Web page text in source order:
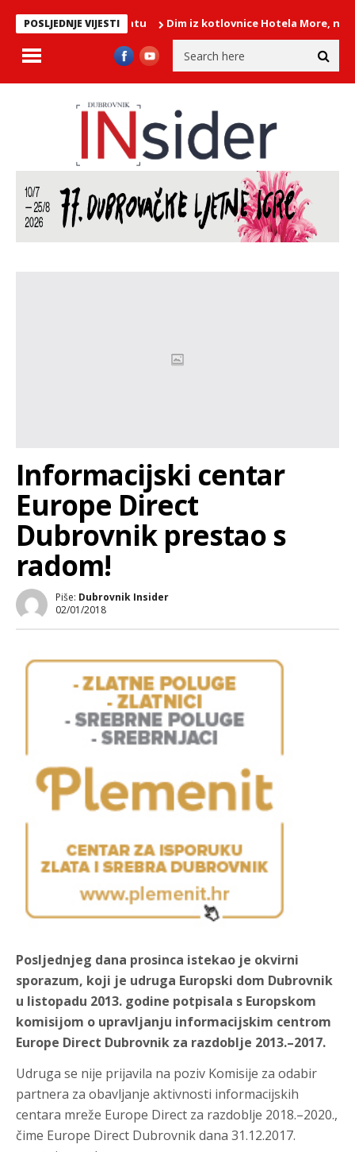
POSLJEDNJE VIJESTIDim iz kotlovnice Hotela More, na
Informacijski centar
Europe Direct
Dubrovnik prestao s
radom!
Piše: Dubrovnik Insider
02/01/2018
Posljednjeg dana prosinca istekao je okvirni
sporazum, koji je udruga Europski dom Dubrovnik
u listopadu 2013. godine potpisala s Europskom
komisijom o upravljanju informacijskim centrom
Europe Direct Dubrovnik za razdoblje 2013.–2017.
Udruga se nije prijavila na poziv Komisije za odabir
partnera za obavljanje aktivnosti informacijskih
centara mreže Europe Direct za razdoblje 2018.–2020.,
čime Europe Direct Dubrovnik dana 31.12.2017.